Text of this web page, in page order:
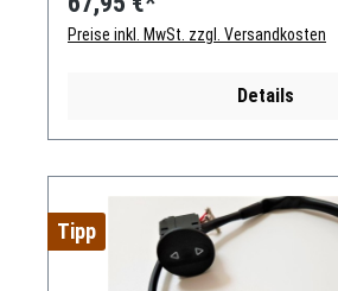
Preise inkl. MwSt. zzgl. Versandkosten
Details
Tipp